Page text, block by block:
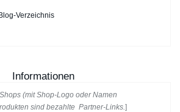
Informationen
(mit Shop-Logo oder Namen
sind bezahlte Partner-Links. ]